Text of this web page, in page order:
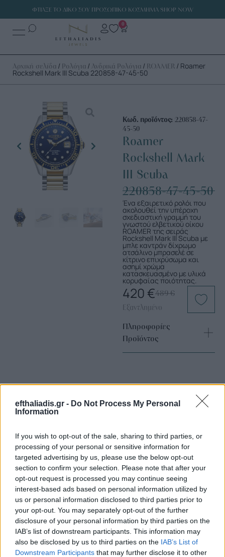
efthaliadis.gr - Do Not Process My Personal
Information
If you wish to opt-out of the sale, sharing to third parties, or
processing of your personal or sensitive information for
targeted advertising by us, please use the below opt-out
section to confirm your selection. Please note that after your
opt-out request is processed you may continue seeing
interest-based ads based on personal information utilized by
us or personal information disclosed to third parties prior to
your opt-out. You may separately opt-out of the further
disclosure of your personal information by third parties on the
IAB’s list of downstream participants. This information may
also be disclosed by us to third parties on the IAB’s List of
Downstream Participants that may further disclose it to other
ΦΤΙΑΞΕ ΤΟ ΔΙΚΟ ΣΟΥ ΠΡΟΣΩΠΙΚΟ ΚΟΣΜΗΜΑ SHOP NOW
0
Αρχική σελίδα / Ρολόγια / Ανδρικά Ρολόγια / ROAMER / Roamer
Rockshell Mark III Scuba 220858-47-45-50
Κωδ. προϊόντος: 220858-47-
45-50
Roamer
Rockshell Mark
III Scuba
220858-47-45-50
Ένα εξαιρετικό ρολόι που
ακολουθεί την υπέροχη
σχεδιαστική γραμμή του
γνωστού ελβετικού οίκου
ROAMER της σειράς
Rockshell Mark III Scuba με
μπλε καντράν δίχρωμο
ατσάλινο μπρασελέ σε
κίτρινο επιχρύσωμα και
ασημί χρώμα
κατασκευασμένο με υλικά
κορυφαίας ποιότητας.
489€
420 €
Εξαντλημένο
Πληροφορίες
Προϊόντος
Επιλογές Που Ταιριάζουν
Ανακαλύψτε τα κοσμήματα που αγαπήθηκαν περισσότερο!
Εδώ θα βρείτε τις κορυφαίες επιλογές που ξεχωρίζουν για
το μοναδικό τους στυλ και την εξαιρετική τους ποιότητα.
ΑΝΟΞΕΊΔΩΤΟ ΑΤΣΆΛΙ